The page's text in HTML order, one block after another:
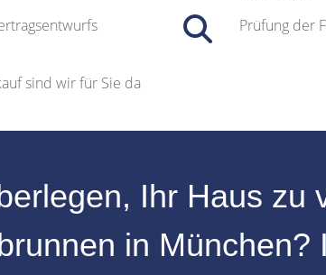
Prüfung der
sind wir für Sie da
Ihr Haus zu
in München?